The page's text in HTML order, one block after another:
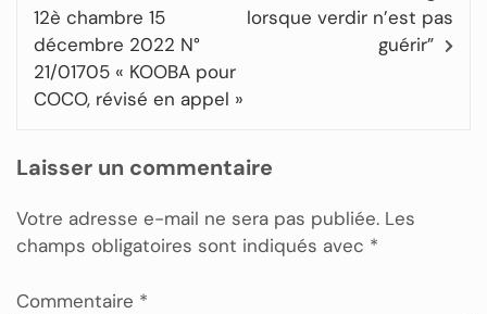
12è chambre 15
décembre 2022 N°
21/01705 « KOOBA pour
COCO, révisé en appel »
lorsque verdir n’est pas
guérir”
Laisser un commentaire
Votre adresse e-mail ne sera pas publiée. Les
champs obligatoires sont indiqués avec *
Commentaire *